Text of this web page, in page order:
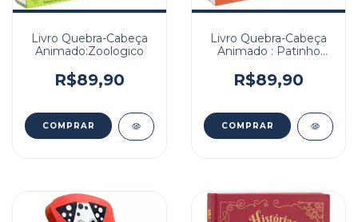
Livro Quebra-Cabeça
Animado:Zoologico
R$89,90
Livro Quebra-Cabeça
Animado : Patinho
R$89,90